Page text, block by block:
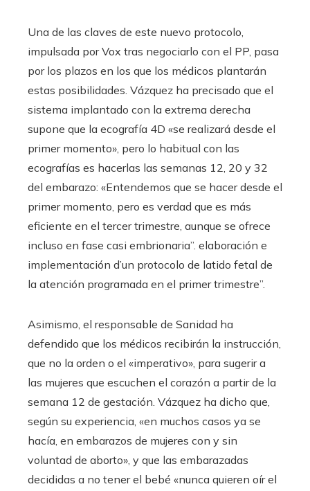
Una de las claves de este nuevo protocolo,
impulsada por Vox tras negociarlo con el PP, pasa
por los plazos en los que los médicos plantarán
estas posibilidades. Vázquez ha precisado que el
sistema implantado con la extrema derecha
supone que la ecografía 4D «se realizará desde el
primer momento», pero lo habitual con las
ecografías es hacerlas las semanas 12, 20 y 32
del embarazo: «Entendemos que se hacer desde el
primer momento, pero es verdad que es más
eficiente en el tercer trimestre, aunque se ofrece
incluso en fase casi embrionaria”. elaboración e
implementación d’un protocolo de latido fetal de
la atención programada en el primer trimestre”.
Asimismo, el responsable de Sanidad ha
defendido que los médicos recibirán la instrucción,
que no la orden o el «imperativo», para sugerir a
las mujeres que escuchen el corazón a partir de la
semana 12 de gestación. Vázquez ha dicho que,
según su experiencia, «en muchos casos ya se
hacía, en embarazos de mujeres con y sin
voluntad de aborto», y que las embarazadas
decididas a no tener el bebé «nunca quieren oír el